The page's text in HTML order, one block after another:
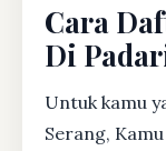
Cara
Di
Untuk kamu
Serang,